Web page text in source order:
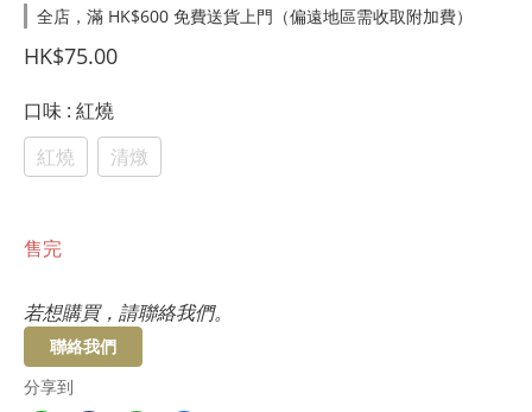
全店，滿 HK$600 免費送貨上門（偏遠地區需收取附加費）
HK$75.00
口味 : 紅燒
紅燒
清燉
售完
若想購買，請聯絡我們。
聯絡我們
分享到